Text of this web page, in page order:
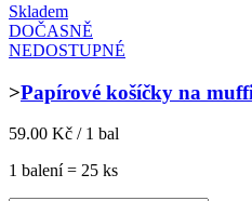
Skladem
DOČASNĚ
NEDOSTUPNÉ
>Papírové košíčky na
59.00 Kč / 1 bal
1 balení = 25 ks